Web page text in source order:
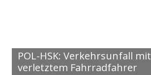
POL-HSK: Verkehrsunfall mit
verletztem Fahrradfahrer